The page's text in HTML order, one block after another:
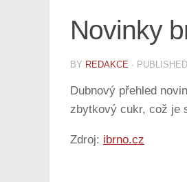
Novinky
BY REDAKCE · PUBLISHED
Dubnový přehled
zbytkový cukr, což je
Zdroj: ibrno.cz